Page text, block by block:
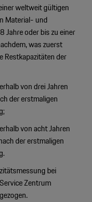
weltweit gültigen
Material- und
Jahre oder bis zu einer
was zuerst
Restkapazitäten der
von drei Jahren
der erstmaligen
von acht Jahren
der erstmaligen
bei
Zentrum